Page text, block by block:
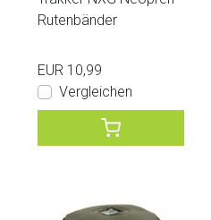
Rutenbänder
EUR 10,99
Vergleichen